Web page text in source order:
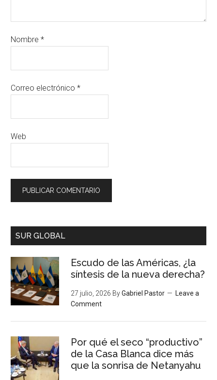
Nombre*
Correo electrónico*
Web
SUR GLOBAL
Escudo de las Américas, ¿la
síntesis de la nueva derecha?
27 julio, 2026 ByGabriel Pastor
Leave a
Comment
Por qué el seco “productivo”
de la Casa Blanca dice más
que la sonrisa de Netanyahu